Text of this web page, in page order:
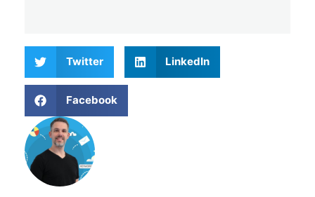
Twitter LinkedIn
Facebook